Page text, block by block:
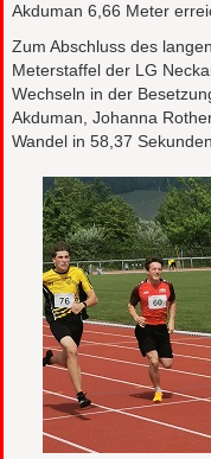
Akduman 6,66 Meter
Zum Abschluss des
Meterstaffel der LG
Wechseln in der
Akduman, Johanna
Wandel in 58,37